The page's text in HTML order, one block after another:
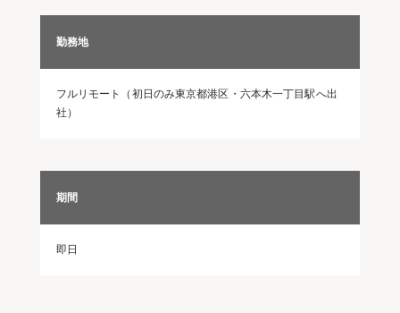
勤務地
フルリモート（初日のみ東京都港区・六本木一丁目駅へ出
社）
期間
即日